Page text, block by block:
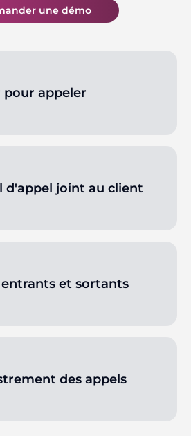
une démo
pour appeler
d'appel joint au client
entrants et sortants
des appels